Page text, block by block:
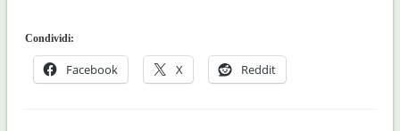
Condividi:
Facebook X Reddit